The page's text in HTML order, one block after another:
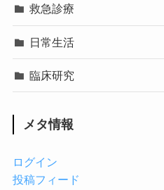
救急診療
日常生活
臨床研究
メタ情報
ログイン
投稿フィード